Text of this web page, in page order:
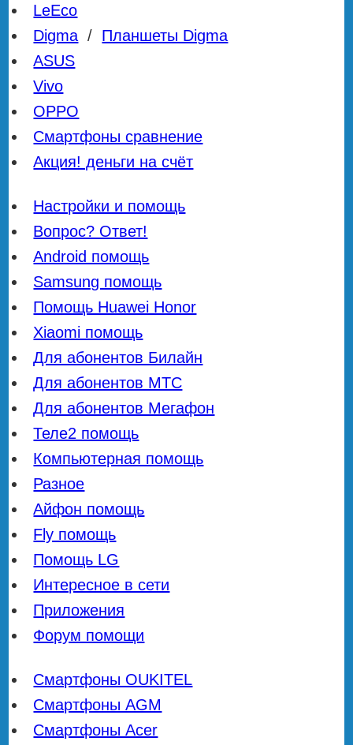
LeEco
Digma / Планшеты Digma
ASUS
Vivo
OPPO
Смартфоны сравнение
Акция! деньги на счёт
Настройки и помощь
Вопрос? Ответ!
Android помощь
Samsung помощь
Помощь Huawei Honor
Xiaomi помощь
Для абонентов Билайн
Для абонентов МТС
Для абонентов Мегафон
Теле2 помощь
Компьютерная помощь
Разное
Айфон помощь
Fly помощь
Помощь LG
Интересное в сети
Приложения
Форум помощи
Смартфоны OUKITEL
Смартфоны AGM
Смартфоны Acer